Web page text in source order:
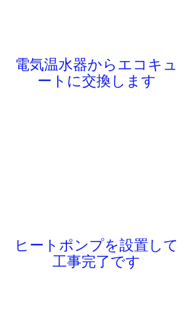
電気温水器からエコキュ
ートに交換します
ヒートポンプを設置して
工事完了です